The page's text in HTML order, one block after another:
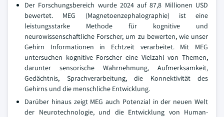
Der Forschungsbereich wurde 2024 auf 87,8 Millionen USD
bewertet. MEG (Magnetoenzephalographie) ist eine
leistungsstarke Methode für kognitive und
neurowissenschaftliche Forscher, um zu bewerten, wie unser
Gehirn Informationen in Echtzeit verarbeitet. Mit MEG
untersuchen kognitive Forscher eine Vielzahl von Themen,
darunter sensorische Wahrnehmung, Aufmerksamkeit,
Gedächtnis, Sprachverarbeitung, die Konnektivität des
Gehirns und die menschliche Entwicklung.
Darüber hinaus zeigt MEG auch Potenzial in der neuen Welt
der Neurotechnologie, und die Entwicklung von Human-